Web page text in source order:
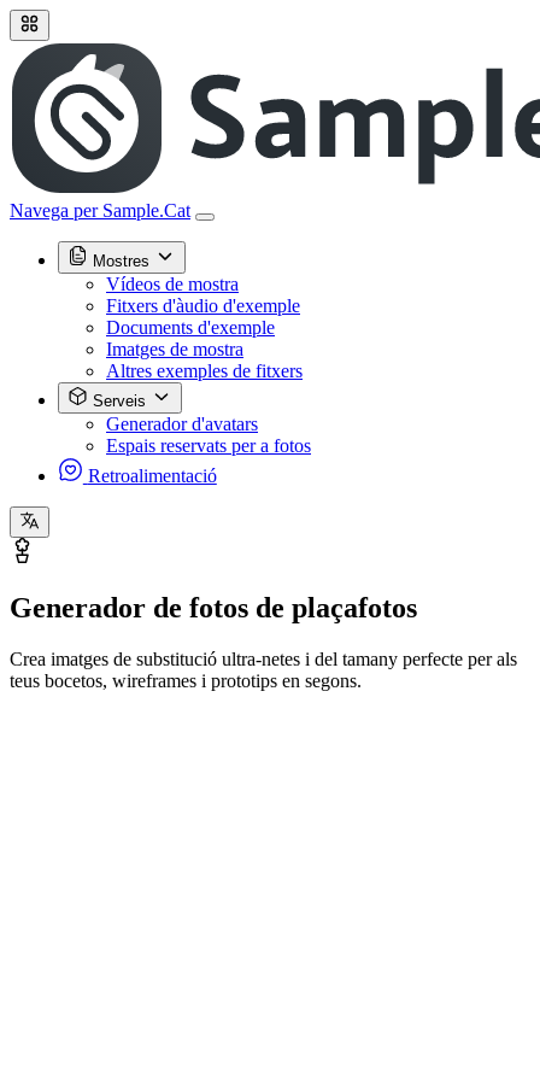
Navega per Sample.Cat
Mostres
Vídeos de mostra
Fitxers d'àudio d'exemple
Documents d'exemple
Imatges de mostra
Altres exemples de fitxers
Serveis
Generador d'avatars
Espais reservats per a fotos
Retroalimentació
Generador de fotos de plaçafotos
Crea imatges de substitució ultra-netes i del tamany perfecte per als
teus bocetos, wireframes i prototips en segons.